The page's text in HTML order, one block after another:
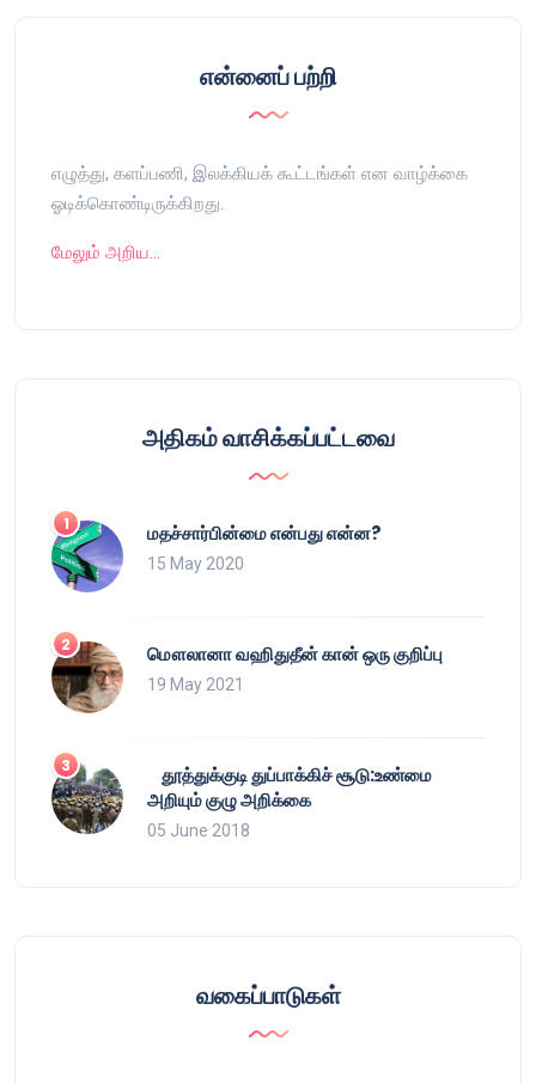
என்னைப் பற்றி
எழுத்து, களப்பணி, இலக்கியக் கூட்டங்கள் என வாழ்க்கை
ஓடிக்கொண்டிருக்கிறது.
மேலும் அறிய…
அதிகம் வாசிக்கப்பட்டவை
மதச்சார்பின்மை என்பது என்ன?
15 May 2020
மௌலானா வஹிதுதீன் கான் ஒரு குறிப்பு
19 May 2021
தூத்துக்குடி துப்பாக்கிச் சூடு:உண்மை
அறியும் குழு அறிக்கை
05 June 2018
வகைப்பாடுகள்